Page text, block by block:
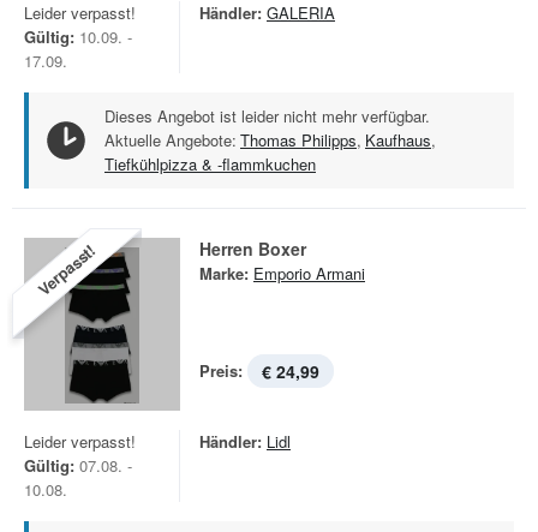
Leider verpasst!
Gültig: 10.09. -
17.09.
Händler: GALERIA
Dieses Angebot ist leider nicht mehr verfügbar.
Aktuelle Angebote: Thomas Philipps, Kaufhaus,
Tiefkühlpizza & -flammkuchen
Verpasst! Herren Boxer
Marke: Emporio Armani
Preis: € 24,99
Leider verpasst!
Gültig: 07.08. -
10.08.
Händler: Lidl